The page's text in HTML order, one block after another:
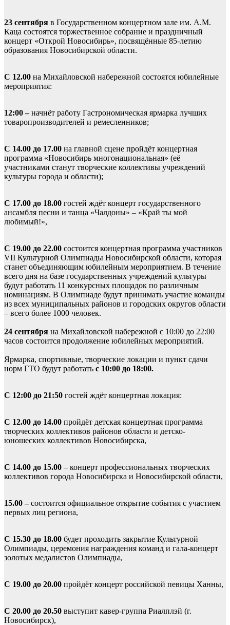
23 сентября в Государственном концертном зале им. А.М.
Каца состоятся торжественное собрание и праздничный
концерт «Открой Новосибирь», посвящённые 85-летию
образования Новосибирской области.
С 12.00 на Михайловской набережной состоятся юбилейные
мероприятия:
12:00 –начнёт работу Гастрономическая ярмарка лучших
товаропроизводителей и ремесленников;
С 14.00 до 17.00 на главной сцене пройдёт концертная
программа «Новосибирь многонациональная» (её
участниками станут творческие коллективы учреждений
культуры города и области);
С 17.00 до 18.00 гостей ждёт концерт государственного
ансамбля песни и танца «Чалдоны» – «Край ты мой
любимый!»,
С 19.00 до 22.00 состоится концертная программа участников
VII Культурной Олимпиады Новосибирской области, которая
станет объединяющим юбилейным мероприятием. В течение
всего дня на базе государственных учреждений культуры
будут работать 11 конкурсных площадок по различным
номинациям. В Олимпиаде будут принимать участие команды
из всех муниципальных районов и городских округов области
– всего более 1000 человек.
24 сентября на Михайловской набережной с 10:00 до 22:00
часов состоится продолжение юбилейных мероприятий.
Ярмарка, спортивные, творческие локации и пункт сдачи
норм ГТО будут работать с 10:00 до 18:00.
С 12:00 до 21:50 гостей ждёт концертная локация:
С 12.00 до 14.00 пройдёт детская концертная программа
творческих коллективов районов области и детско-
юношеских коллективов Новосибирска,
С 14.00 до 15.00 – концерт профессиональных творческих
коллективов города Новосибирска и Новосибирской области,
15.00 ­–состоится официальное открытие события с участием
первых лиц региона,
С 15.30 до 18.00 будет проходить закрытие Культурной
Олимпиады, церемония награждения команд и гала-концерт
золотых медалистов Олимпиады,
С 19.00 до 20.00 пройдёт концерт российской певицы Ханны,
С 20.00 до 20.50 выступит кавер-группа Риалплэй (г.
Новосибирск),